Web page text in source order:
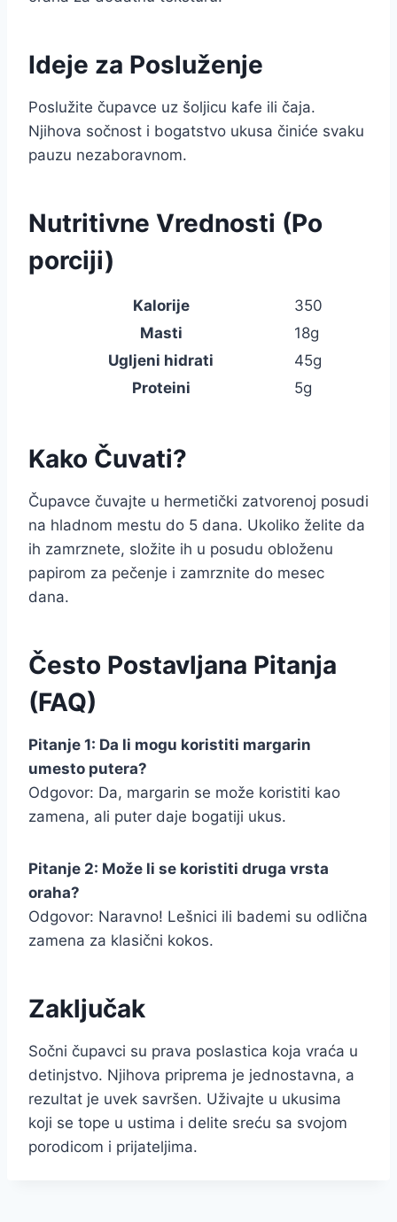
Ideje za Posluženje
Poslužite čupavce uz šoljicu kafe ili čaja.
Njihova sočnost i bogatstvo ukusa činiće svaku
pauzu nezaboravnom.
Nutritivne Vrednosti (Po
porciji)
Kalorije
350
Masti
18g
Ugljeni hidrati
45g
Proteini
5g
Kako Čuvati?
Čupavce čuvajte u hermetički zatvorenoj posudi
na hladnom mestu do 5 dana. Ukoliko želite da
ih zamrznete, složite ih u posudu obloženu
papirom za pečenje i zamrznite do mesec
dana.
Često Postavljana Pitanja
(FAQ)
Pitanje 1: Da li mogu koristiti margarin
umesto putera?
Odgovor: Da, margarin se može koristiti kao
zamena, ali puter daje bogatiji ukus.
Pitanje 2: Može li se koristiti druga vrsta
oraha?
Odgovor: Naravno! Lešnici ili bademi su odlična
zamena za klasični kokos.
Zaključak
Sočni čupavci su prava poslastica koja vraća u
detinjstvo. Njihova priprema je jednostavna, a
rezultat je uvek savršen. Uživajte u ukusima
koji se tope u ustima i delite sreću sa svojom
porodicom i prijateljima.